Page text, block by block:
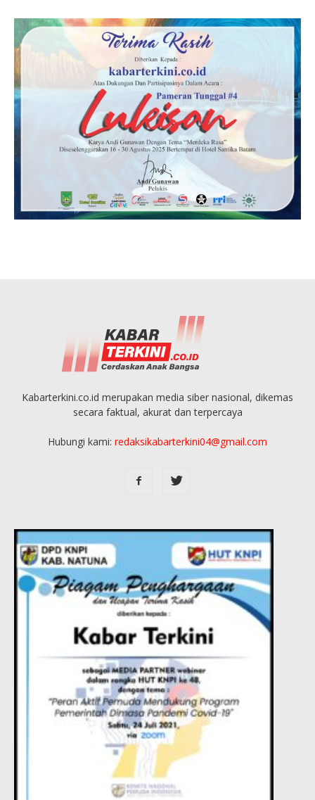
Kabarterkini.co.id merupakan media siber nasional, dikemas
secara faktual, akurat dan terpercaya
Hubungi kami: redaksikabarterkini04@gmail.com